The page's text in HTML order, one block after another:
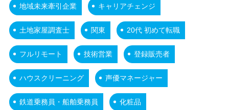
地域未来牽引企業 キャリアチェンジ
土地家屋調査士 関東 20代 初めて転職
フルリモート 技術営業 登録販売者
ハウスクリーニング 声優マネージャー
鉄道乗務員・船舶乗務員 化粧品